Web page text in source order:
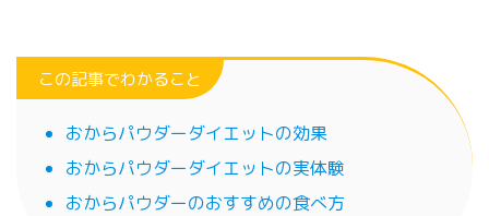
この記事でわかること
おからパウダーダイエットの効果
おからパウダーダイエットの実体験
おからパウダーのおすすめの食べ方